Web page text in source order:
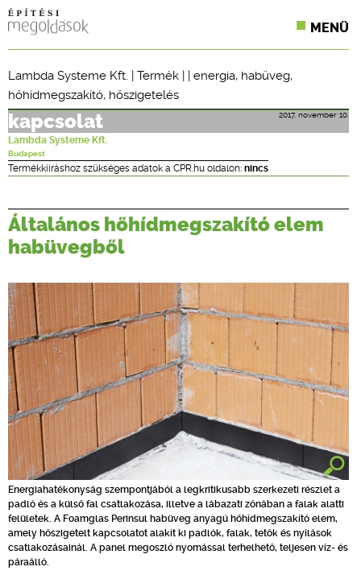
MENÜ
SZAKLAPOK
CPR TERMÉKKIÍRÁS
ÉPÍTÉSI JOG
ONLINE KÉPZÉSEK
TERVEZÉSI SEGÉDLETEK
Lambda Systeme Kft. | Termék | | energia, habüveg,
hőhídmegszakító, hőszigetelés
2017. november 10.
kapcsolat
Lambda Systeme Kft.
Budapest
Termékkiíráshoz szükséges adatok a CPR.hu oldalon: nincs
Általános hőhídmegszakító elem
habüvegből
Energiahatékonyság szempontjából a legkritikusabb szerkezeti részlet a
padló és a külső fal csatlakozása, illetve a lábazati zónában a falak alatti
felületek. A Foamglas Perinsul habüveg anyagú hőhídmegszakító elem,
amely hőszigetelt kapcsolatot alakít ki padlók, falak, tetők és nyílások
csatlakozásainál. A panel megoszló nyomással terhelhető, teljesen víz- és
páraálló.